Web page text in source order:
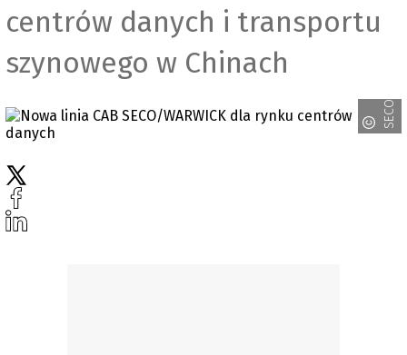
centrów danych i transportu
szynowego w Chinach
SECO/WARWICK